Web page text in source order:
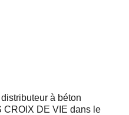
à béton
CROIX DE VIE dans le